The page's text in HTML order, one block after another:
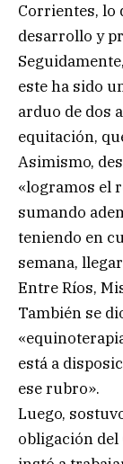
Corrientes, lo
desarrollo y
este ha sido
arduo de dos
equitación,
Asimismo,
«logramos el
sumando
teniendo en
semana,
Entre Ríos,
También se
está a
ese rubro».
Luego,
obligación del